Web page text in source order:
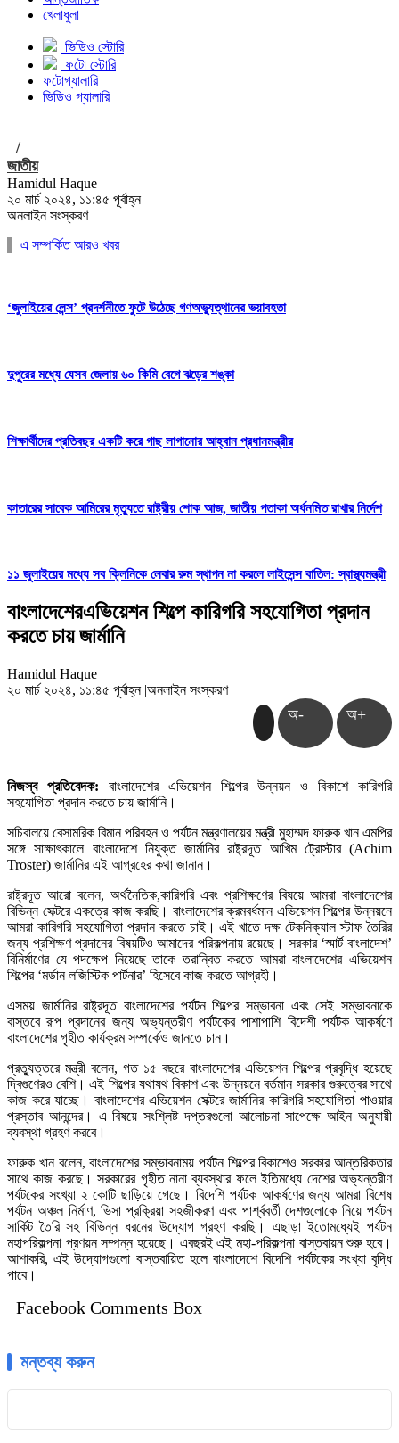
খেলাধুলা
ভিডিও স্টোরি
ফটো স্টোরি
ফটোগ্যালারি
ভিডিও গ্যালারি
/
জাতীয়
Hamidul Haque
২০ মার্চ ২০২৪, ১১:৪৫ পূর্বাহ্ন
অনলাইন সংস্করণ
এ সম্পর্কিত আরও খবর
‘জুলাইয়ের লেন্স’ প্রদর্শনীতে ফুটে উঠেছে গণঅভ্যুত্থানের ভয়াবহতা
দুপুরের মধ্যে যেসব জেলায় ৬০ কিমি বেগে ঝড়ের শঙ্কা
শিক্ষার্থীদের প্রতিবছর একটি করে গাছ লাগানোর আহ্বান প্রধানমন্ত্রীর
কাতারের সাবেক আমিরের মৃত্যুতে রাষ্ট্রীয় শোক আজ, জাতীয় পতাকা অর্ধনমিত রাখার নির্দেশ
১১ জুলাইয়ের মধ্যে সব ক্লিনিকে লেবার রুম স্থাপন না করলে লাইসেন্স বাতিল: স্বাস্থ্যমন্ত্রী
বাংলাদেশেরএভিয়েশন শিল্পে কারিগরি সহযোগিতা প্রদান
করতে চায় জার্মানি
Hamidul Haque
২০ মার্চ ২০২৪, ১১:৪৫ পূর্বাহ্ন |অনলাইন সংস্করণ
অ- অ+
নিজস্ব প্রতিবেদক: বাংলাদেশের এভিয়েশন শিল্পের উন্নয়ন ও বিকাশে কারিগরি
সহযোগিতা প্রদান করতে চায় জার্মানি।
সচিবালয়ে বেসামরিক বিমান পরিবহন ও পর্যটন মন্ত্রণালয়ের মন্ত্রী মুহাম্মদ ফারুক খান এমপির
সঙ্গে সাক্ষাৎকালে বাংলাদেশে নিযুক্ত জার্মানির রাষ্ট্রদূত আখিম ট্রোস্টার (Achim
Troster) জার্মানির এই আগ্রহের কথা জানান।
রাষ্ট্রদূত আরো বলেন, অর্থনৈতিক,কারিগরি এবং প্রশিক্ষণের বিষয়ে আমরা বাংলাদেশের
বিভিন্ন সেক্টরে একত্রে কাজ করছি। বাংলাদেশের ক্রমবর্ধমান এভিয়েশন শিল্পের উন্নয়নে
আমরা কারিগরি সহযোগিতা প্রদান করতে চাই। এই খাতে দক্ষ টেকনিক্যাল স্টাফ তৈরির
জন্য প্রশিক্ষণ প্রদানের বিষয়টিও আমাদের পরিকল্পনায় রয়েছে। সরকার ‘স্মার্ট বাংলাদেশ’
বিনির্মাণের যে পদক্ষেপ নিয়েছে তাকে তরান্বিত করতে আমরা বাংলাদেশের এভিয়েশন
শিল্পের ‘মর্ডান লজিস্টিক পার্টনার’ হিসেবে কাজ করতে আগ্রহী।
এসময় জার্মানির রাষ্ট্রদূত বাংলাদেশের পর্যটন শিল্পের সম্ভাবনা এবং সেই সম্ভাবনাকে
বাস্তবে রূপ প্রদানের জন্য অভ্যন্তরীণ পর্যটকের পাশাপাশি বিদেশী পর্যটক আকর্ষণে
বাংলাদেশের গৃহীত কার্যক্রম সম্পর্কেও জানতে চান।
প্রত্যুত্তরে মন্ত্রী বলেন, গত ১৫ বছরে বাংলাদেশের এভিয়েশন শিল্পের প্রবৃদ্ধি হয়েছে
দ্বিগুণেরও বেশি। এই শিল্পের যথাযথ বিকাশ এবং উন্নয়নে বর্তমান সরকার গুরুত্বের সাথে
কাজ করে যাচ্ছে। বাংলাদেশের এভিয়েশন সেক্টরে জার্মানির কারিগরি সহযোগিতা পাওয়ার
প্রস্তাব আনন্দের। এ বিষয়ে সংশ্লিষ্ট দপ্তরগুলো আলোচনা সাপেক্ষে আইন অনুযায়ী
ব্যবস্থা গ্রহণ করবে।
ফারুক খান বলেন, বাংলাদেশের সম্ভাবনাময় পর্যটন শিল্পের বিকাশেও সরকার আন্তরিকতার
সাথে কাজ করছে। সরকারের গৃহীত নানা ব্যবস্থার ফলে ইতিমধ্যে দেশের অভ্যন্তরীণ
পর্যটকের সংখ্যা ২ কোটি ছাড়িয়ে গেছে। বিদেশি পর্যটক আকর্ষণের জন্য আমরা বিশেষ
পর্যটন অঞ্চল নির্মাণ, ভিসা প্রক্রিয়া সহজীকরণ এবং পার্শ্ববর্তী দেশগুলোকে নিয়ে পর্যটন
সার্কিট তৈরি সহ বিভিন্ন ধরনের উদ্যোগ গ্রহণ করছি। এছাড়া ইতোমধ্যেই পর্যটন
মহাপরিকল্পনা প্রণয়ন সম্পন্ন হয়েছে। এবছরই এই মহা-পরিকল্পনা বাস্তবায়ন শুরু হবে।
আশাকরি, এই উদ্যোগগুলো বাস্তবায়িত হলে বাংলাদেশে বিদেশি পর্যটকের সংখ্যা বৃদ্ধি
পাবে।
Facebook Comments Box
মন্তব্য করুন